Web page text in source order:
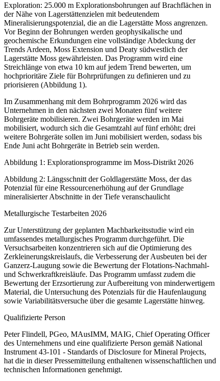
Exploration: 25.000 m Explorationsbohrungen auf Brachflächen in
der Nähe von Lagerstättenzielen mit bedeutendem
Mineralisierungspotenzial, die an die Lagerstätte Moss angrenzen.
Vor Beginn der Bohrungen werden geophysikalische und
geochemische Erkundungen eine vollständige Abdeckung der
Trends Ardeen, Moss Extension und Deaty südwestlich der
Lagerstätte Moss gewährleisten. Das Programm wird eine
Streichlänge von etwa 10 km auf jedem Trend bewerten, um
hochprioritäre Ziele für Bohrprüfungen zu definieren und zu
priorisieren (Abbildung 1).
Im Zusammenhang mit dem Bohrprogramm 2026 wird das
Unternehmen in den nächsten zwei Monaten fünf weitere
Bohrgeräte mobilisieren. Zwei Bohrgeräte werden im Mai
mobilisiert, wodurch sich die Gesamtzahl auf fünf erhöht; drei
weitere Bohrgeräte sollen im Juni mobilisiert werden, sodass bis
Ende Juni acht Bohrgeräte in Betrieb sein werden.
Abbildung 1: Explorationsprogramme im Moss-Distrikt 2026
Abbildung 2: Längsschnitt der Goldlagerstätte Moss, der das
Potenzial für eine Ressourcenerhöhung auf der Grundlage
mineralisierter Abschnitte in der Tiefe veranschaulicht
Metallurgische Testarbeiten 2026
Zur Unterstützung der geplanten Machbarkeitsstudie wird ein
umfassendes metallurgisches Programm durchgeführt. Die
Versuchsarbeiten konzentrieren sich auf die Optimierung des
Zerkleinerungskreislaufs, die Verbesserung der Ausbeuten bei der
Ganzerz-Laugung sowie die Bewertung der Flotations-Nachmahl-
und Schwerkraftkreisläufe. Das Programm umfasst zudem die
Bewertung der Erzsortierung zur Aufbereitung von minderwertigem
Material, die Untersuchung des Potenzials für die Haufenlaugung
sowie Variabilitätsversuche über die gesamte Lagerstätte hinweg.
Qualifizierte Person
Peter Flindell, PGeo, MAusIMM, MAIG, Chief Operating Officer
des Unternehmens und eine qualifizierte Person gemäß National
Instrument 43-101 - Standards of Disclosure for Mineral Projects,
hat die in dieser Pressemitteilung enthaltenen wissenschaftlichen und
technischen Informationen genehmigt.